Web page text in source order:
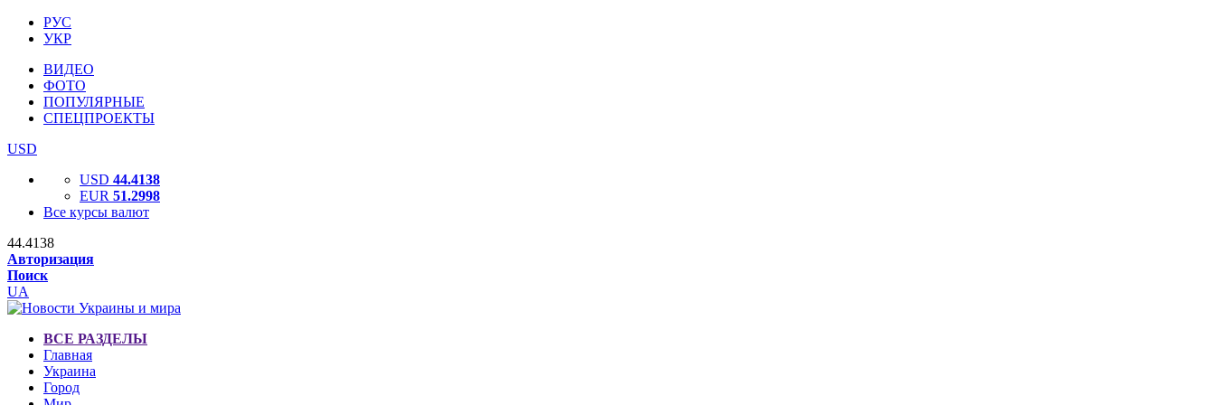
РУС
УКР
ВИДЕО
ФОТО
ПОПУЛЯРНЫЕ
СПЕЦПРОЕКТЫ
USD
USD 44.4138
EUR 51.2998
Все курсы валют
44.4138
Авторизация
Поиск
UA
ВСЕ РАЗДЕЛЫ
Главная
Украина
Город